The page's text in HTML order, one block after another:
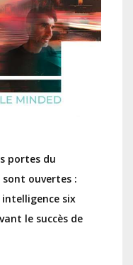
portes du
ouvertes :
intelligence six
le succès de